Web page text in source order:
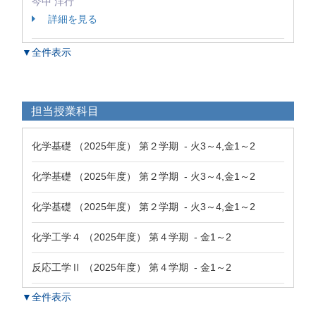
詳細を見る
▼全件表示
担当授業科目
化学基礎 （2025年度） 第２学期 - 火3～4,金1～2
化学基礎 （2025年度） 第２学期 - 火3～4,金1～2
化学基礎 （2025年度） 第２学期 - 火3～4,金1～2
化学工学４ （2025年度） 第４学期 - 金1～2
反応工学Ⅱ （2025年度） 第４学期 - 金1～2
▼全件表示